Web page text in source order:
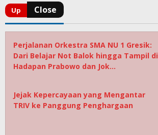
Perjalanan Orkestra SMA NU 1 Gresik:
Dari Belajar Not Balok hingga Tampil di
Hadapan Prabowo dan Jok…
Jejak Kepercayaan yang Mengantar
TRIV ke Panggung Penghargaan